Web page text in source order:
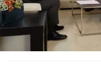
Especial COVID-19'
Jesús Calleja trata
existen sobre la